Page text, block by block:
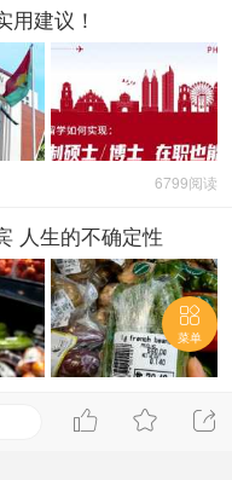
建议！
6799阅读
人生的不确定性

菜单


